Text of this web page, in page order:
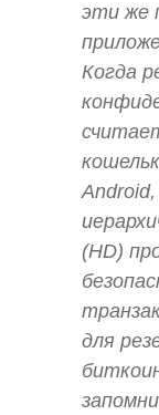
эти же
Когда
(HD)
для